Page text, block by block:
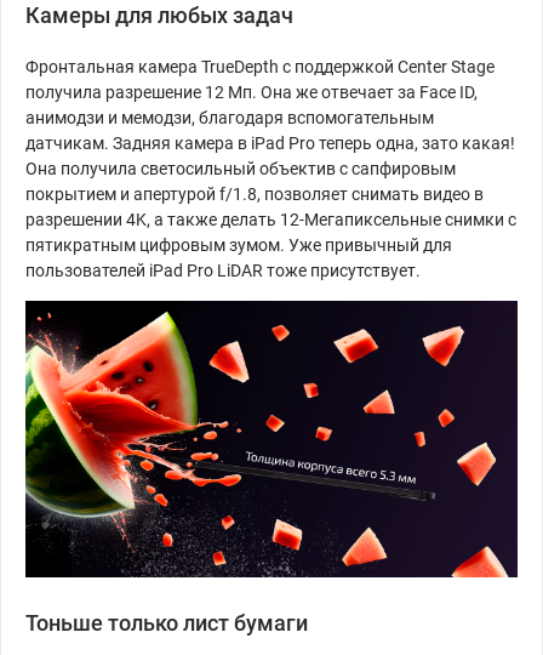
Камеры для любых задач
Фронтальная камера TrueDepth c поддержкой Center Stage
получила разрешение 12 Мп. Она же отвечает за Face ID,
анимодзи и мемодзи, благодаря вспомогательным
датчикам. Задняя камера в iPad Pro теперь одна, зато какая!
Она получила светосильный объектив с сапфировым
покрытием и апертурой f/1.8, позволяет снимать видео в
разрешении 4K, а также делать 12-Мегапиксельные снимки с
пятикратным цифровым зумом. Уже привычный для
пользователей iPad Pro LiDAR тоже присутствует.
Тоньше только лист бумаги